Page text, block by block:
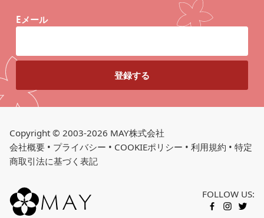
Eメール
Copyright © 2003-2026 MAY株式会社
会社概要 • プライバシー • COOKIEポリシー • 利用規約 • 特定
商取引法に基づく表記
FOLLOW US:
FACEBOOK